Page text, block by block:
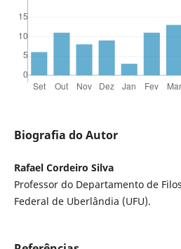
Biografia do Autor
Rafael Cordeiro Silva
Professor do Departamento de
Federal de Uberlândia (UFU).